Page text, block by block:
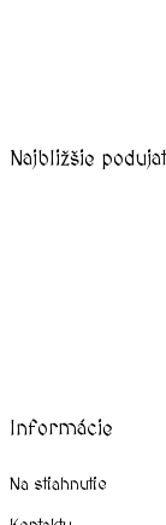
Najbližšie
Informácie
Na stiahnutie